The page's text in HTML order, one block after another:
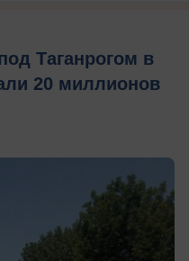
Таганрогом в
20 миллионов